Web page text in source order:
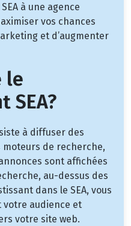
à une agence
vos chances
et d’augmenter
le
SEA?
à diffuser des
de recherche,
sont affichées
au-dessus des
dans le SEA, vous
votre audience et
votre site web.